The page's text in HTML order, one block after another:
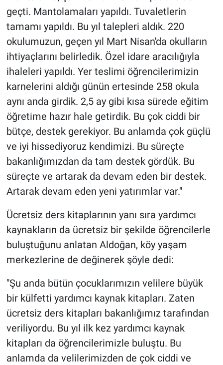
geçti. Mantolamaları yapıldı. Tuvaletlerin
tamamı yapıldı. Bu yıl talepleri aldık. 220
okulumuzun, geçen yıl Mart Nisan'da okulların
ihtiyaçlarını belirledik. Özel idare aracılığıyla
ihaleleri yapıldı. Yer teslimi öğrencilerimizin
karnelerini aldığı günün ertesinde 258 okula
aynı anda girdik. 2,5 ay gibi kısa sürede eğitim
öğretime hazır hale getirdik. Bu çok ciddi bir
bütçe, destek gerekiyor. Bu anlamda çok güçlü
ve iyi hissediyoruz kendimizi. Bu süreçte
bakanlığımızdan da tam destek gördük. Bu
süreçte ve artarak da devam eden bir destek.
Artarak devam eden yeni yatırımlar var."
Ücretsiz ders kitaplarının yanı sıra yardımcı
kaynakların da ücretsiz bir şekilde öğrencilerle
buluştuğunu anlatan Aldoğan, köy yaşam
merkezlerine de değinerek şöyle dedi:
"Şu anda bütün çocuklarımızın velilere büyük
bir külfetti yardımcı kaynak kitapları. Zaten
ücretsiz ders kitapları bakanlığımız tarafından
veriliyordu. Bu yıl ilk kez yardımcı kaynak
kitapları da öğrencilerimizle buluştu. Bu
anlamda da velilerimizden de çok ciddi ve